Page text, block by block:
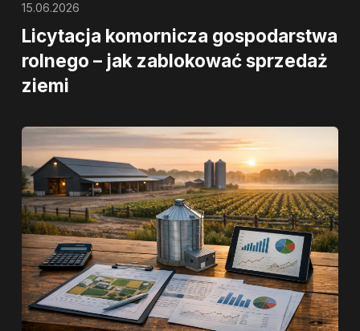
15.06.2026
Licytacja komornicza gospodarstwa
rolnego – jak zablokować sprzedaż
ziemi